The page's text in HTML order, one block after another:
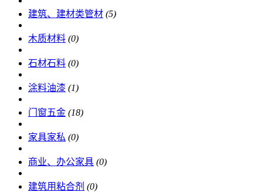
建筑、建材类管材 (5)
木质材料 (0)
石材石料 (0)
涂料油漆 (1)
门窗五金 (18)
家具家私 (0)
商业、办公家具 (0)
建筑用粘合剂 (0)